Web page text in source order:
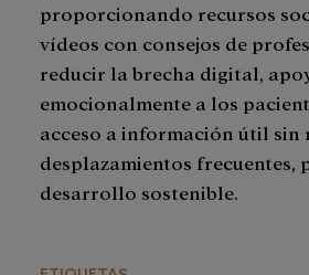
proporcionando recursos
vídeos con consejos de
reducir la brecha digital,
emocionalmente a los
acceso a información útil sin
desplazamientos frecuentes,
desarrollo sostenible.